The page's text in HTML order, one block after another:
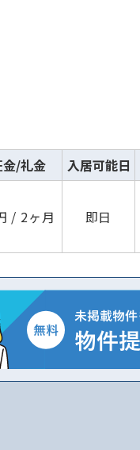
/礼金 入居可能日
/ 2ヶ月 即日